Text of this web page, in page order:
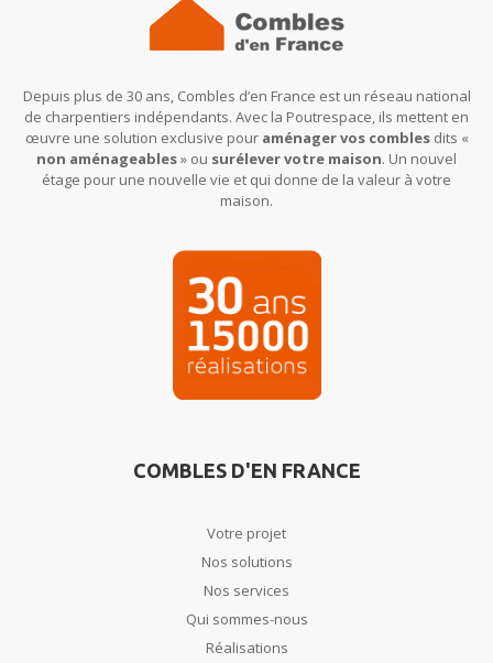
Depuis plus de 30 ans, Combles d’en France est un réseau national
de charpentiers indépendants. Avec la Poutrespace, ils mettent en
œuvre une solution exclusive pour aménager vos comblesdits «
non aménageables» ou surélever votre maison. Un nouvel
étage pour une nouvelle vie et qui donne de la valeur à votre
maison.
COMBLES D'EN FRANCE
Votre projet
Nos solutions
Nos services
Qui sommes-nous
Réalisations